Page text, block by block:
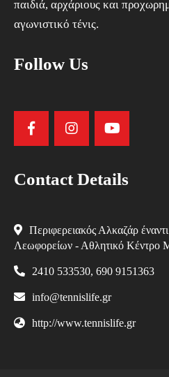
παιδιά, αρχάριους και
αγωνιστικό τένις.
Follow Us
Contact Details
Περιφερειακός Αλκαζάρ
Λεωφορείων - Αθλητικό Κέντρο
2410 533530, 690 9151363
info@tennislife.gr
http://www.tennislife.gr